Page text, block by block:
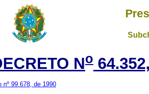
No
nº 99.678, de 1990